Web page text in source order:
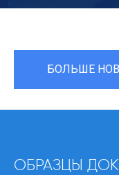
БОЛЬШЕ
ОБРАЗЦЫ